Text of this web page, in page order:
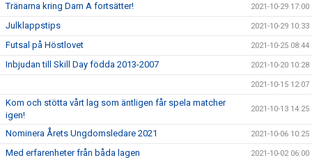
Tränarna kring Dam A fortsätter! 2021-10-29 17:00
Julklappstips 2021-10-29 10:33
Futsal på Höstlovet 2021-10-25 08:44
Inbjudan till Skill Day födda 2013-2007 2021-10-20 10:28
2021-10-15 12:07
Kom och stötta vårt lag som äntligen får spela matcher
igen!
2021-10-13 14:25
Nominera Årets Ungdomsledare 2021 2021-10-06 10:25
Med erfarenheter från båda lagen 2021-10-02 06:00